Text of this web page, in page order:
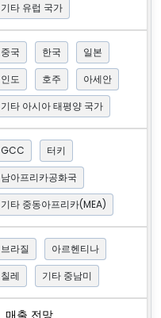
기타 유럽 국가
중국 한국
일본
인도
호주
아세안
기타 아시아 태평양 국가
GCC
터키
남아프리카공화국
기타 중동아프리카(MEA)
브라질
아르헨티나
칠레
기타 중남미